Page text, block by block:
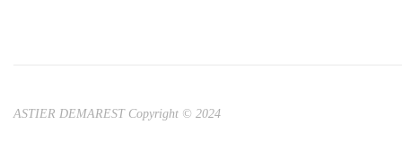
ASTIER DEMAREST Copyright © 2024